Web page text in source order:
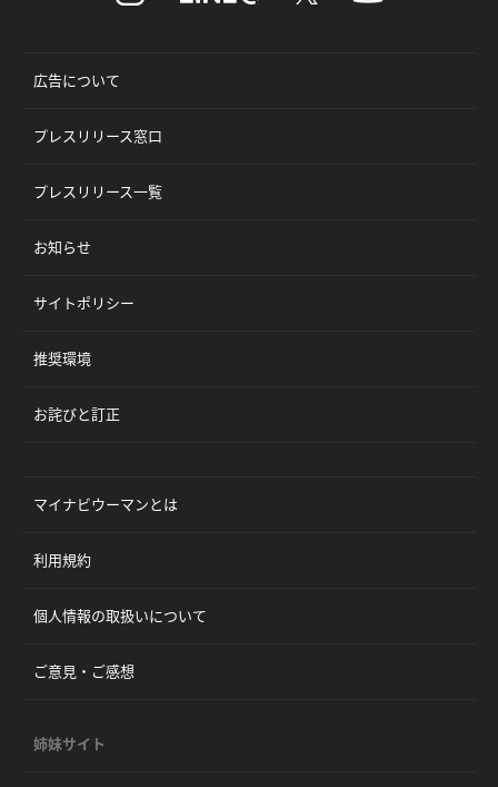
広告について
プレスリリース窓口
プレスリリース一覧
お知らせ
サイトポリシー
推奨環境
お詫びと訂正
マイナビウーマンとは
利用規約
個人情報の取扱いについて
ご意見・ご感想
姉妹サイト